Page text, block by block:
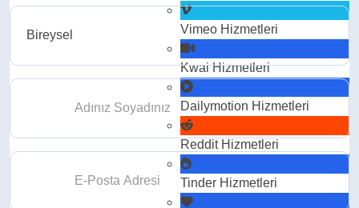
Vimeo Hizmetleri
KwaiHizmetleri
Dailymotion Hizmetleri
RedditHizmetleri
Tinder Hizmetleri